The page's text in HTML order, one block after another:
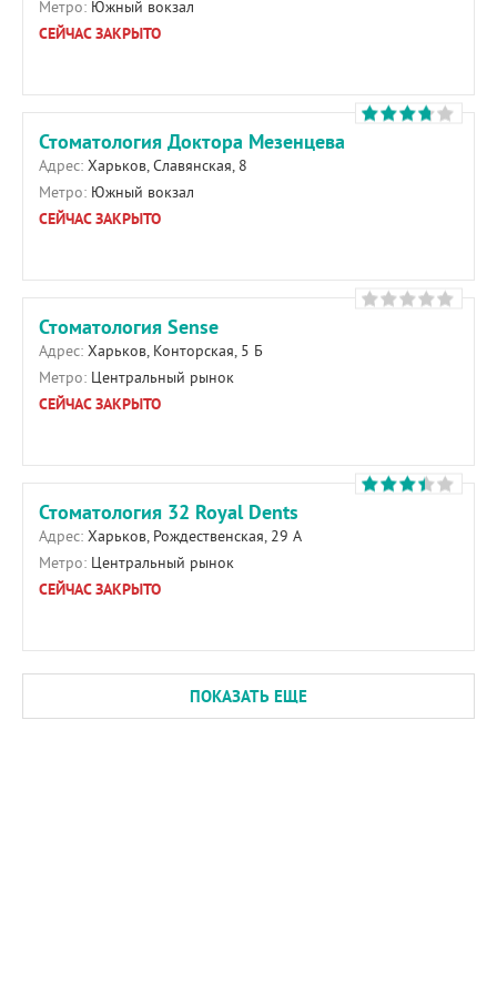
Метро: Южный вокзал
СЕЙЧАС ЗАКРЫТО
Стоматология Доктора Мезенцева
Адрес: Харьков, Славянская, 8
Метро: Южный вокзал
СЕЙЧАС ЗАКРЫТО
Стоматология Sense
Адрес: Харьков, Конторская, 5 Б
Метро: Центральный рынок
СЕЙЧАС ЗАКРЫТО
Стоматология 32 Royal Dents
Адрес: Харьков, Рождественская, 29 А
Метро: Центральный рынок
СЕЙЧАС ЗАКРЫТО
ПОКАЗАТЬ ЕЩЕ